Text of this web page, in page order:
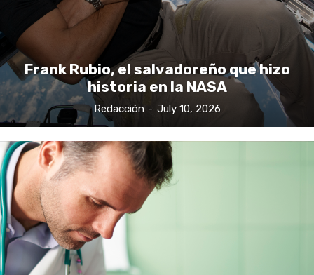
Frank Rubio, el salvadoreño que hizo
historia en la NASA
Redacción - July 10, 2026